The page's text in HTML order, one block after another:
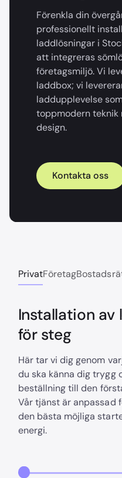
Förenkla din
professionellt
laddlösningar i
att integreras
företagsmiljö. Vi
laddbox; vi
laddupplevelse
toppmodern teknik
design.
Kontakta oss
PrivatFöretag
Installation
för steg
Här tar vi dig genom
du ska känna dig trygg
beställning till den
Vår tjänst är anpassad
den bästa möjliga
energi.